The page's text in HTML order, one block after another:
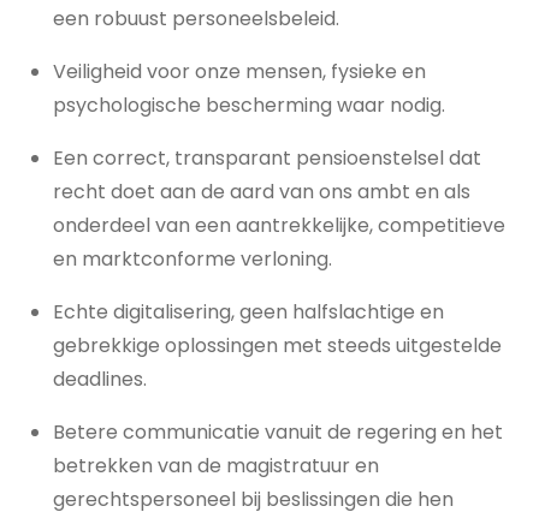
een robuust personeelsbeleid.
Veiligheid voor onze mensen, fysieke en
psychologische bescherming waar nodig.
Een correct, transparant pensioenstelsel dat
recht doet aan de aard van ons ambt en als
onderdeel van een aantrekkelijke, competitieve
en marktconforme verloning.
Echte digitalisering, geen halfslachtige en
gebrekkige oplossingen met steeds uitgestelde
deadlines.
Betere communicatie vanuit de regering en het
betrekken van de magistratuur en
gerechtspersoneel bij beslissingen die hen